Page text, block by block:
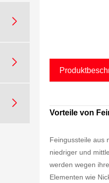



Vorteile von
Feingussteile aus
niedriger und
werden wegen
Elementen wie